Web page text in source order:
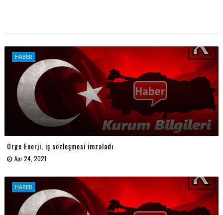
HABER
Orge Enerji, iş sözleşmesi imzaladı
Apr 24, 2021
HABER